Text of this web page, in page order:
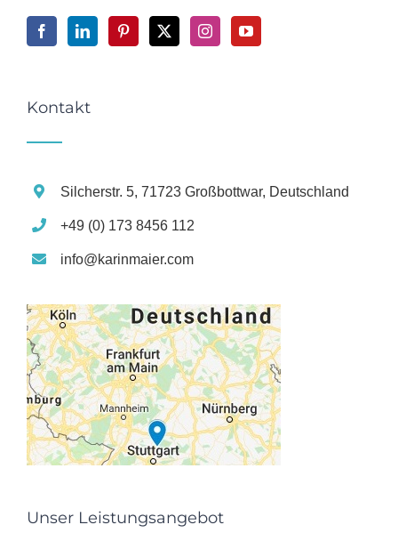
Kontakt
Silcherstr. 5, 71723 Großbottwar, Deutschland
+49 (0) 173 8456 112
info@karinmaier.com
Unser Leistungsangebot